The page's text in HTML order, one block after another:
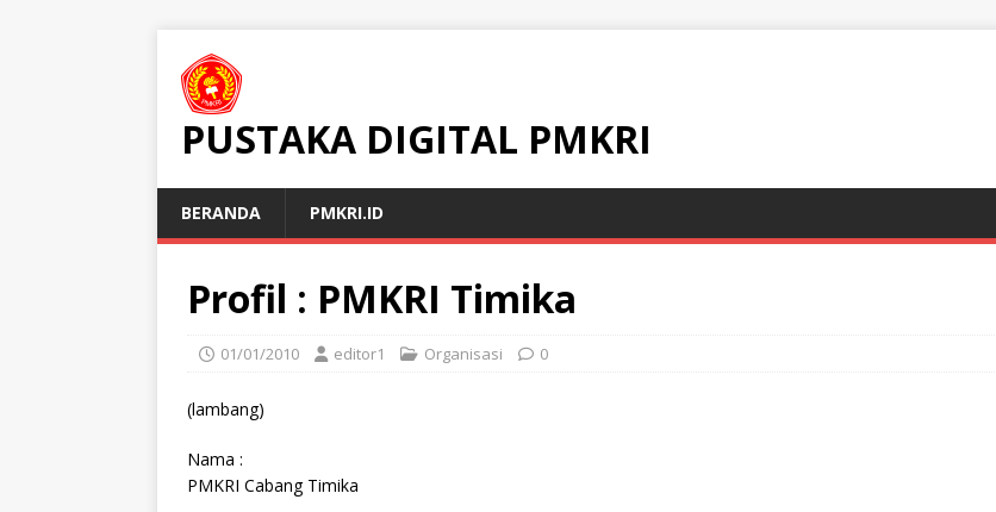
PUSTAKA DIGITAL PMKRI
BERANDA PMKRI.ID
Profil : PMKRI Timika
01/01/2010 editor1 Organisasi 0
(lambang)
Nama :
PMKRI Cabang Timika